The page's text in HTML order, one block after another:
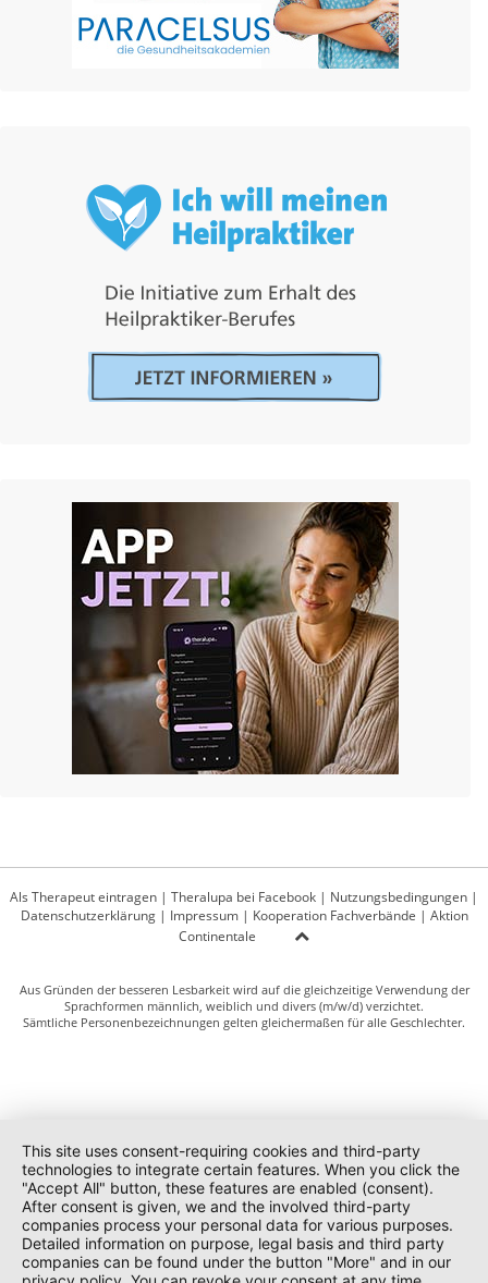
Als Therapeut eintragen | Theralupa bei Facebook | Nutzungsbedingungen |
Datenschutzerklärung| Impressum| Kooperation Fachverbände | Aktion
Continentale
Aus Gründen der besseren Lesbarkeit wird auf die gleichzeitige Verwendung der
Sprachformen männlich, weiblich und divers (m/w/d) verzichtet.
Sämtliche Personenbezeichnungen gelten gleichermaßen für alle Geschlechter.
This site uses consent-requiring cookies and third-party
technologies to integrate certain features. When you click the
"Accept All" button, these features are enabled (consent).
After consent is given, we and the involved third-party
companies process your personal data for various purposes.
Detailed information on purpose, legal basis and third party
companies can be found under the button "More" and in our